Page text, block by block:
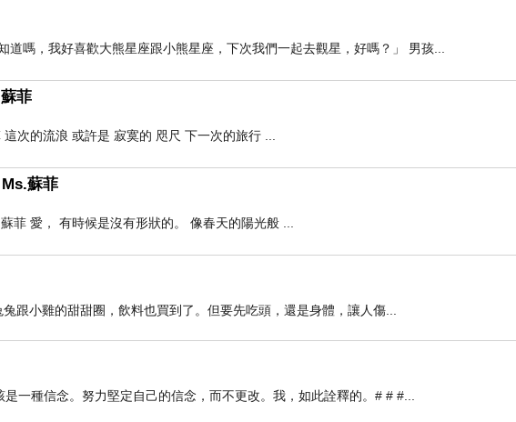
道嗎，我好喜歡大熊星座跟小熊星座，下次我們一起去觀星，好嗎？」 男孩...
菲
次的流浪 或許是 寂寞的 咫尺 下一次的旅行 ...
蘇菲
菲 愛， 有時候是沒有形狀的。 像春天的陽光般 ...
跟小雞的甜甜圈，飲料也買到了。但要先吃頭，還是身體，讓人傷...
一種信念。努力堅定自己的信念，而不更改。我，如此詮釋的。# # #...